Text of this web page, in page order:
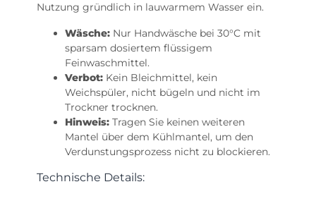
Nutzung gründlich in lauwarmem Wasser ein.
Wäsche: Nur Handwäsche bei 30°C mit
sparsam dosiertem flüssigem
Feinwaschmittel.
Verbot: Kein Bleichmittel, kein
Weichspüler, nicht bügeln und nicht im
Trockner trocknen.
Hinweis: Tragen Sie keinen weiteren
Mantel über dem Kühlmantel, um den
Verdunstungsprozess nicht zu blockieren.
Technische Details: